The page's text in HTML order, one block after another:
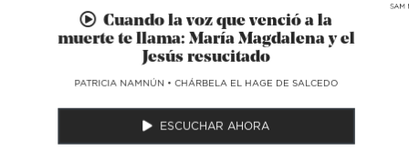
Cuando la voz que venció a la
muerte te llama: María Magdalena y el
Jesús resucitado
​PATRICIA NAMNÚN •CHÁRBELA EL HAGE DE SALCEDO
ESCUCHAR AHORA
SAM